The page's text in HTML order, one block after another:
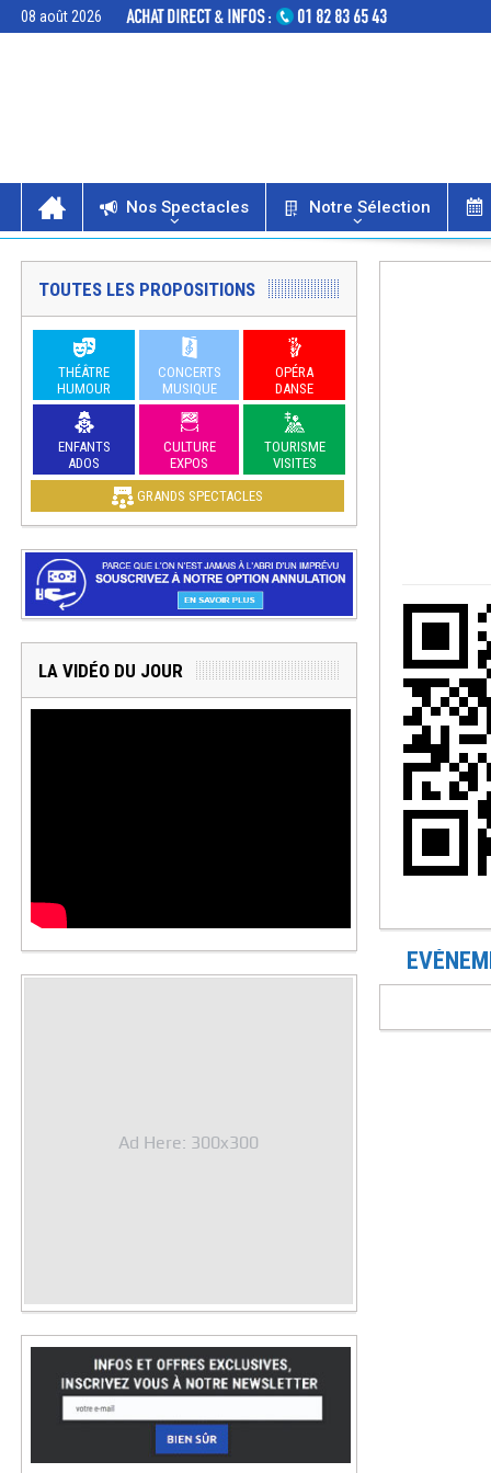
08 août 2026
Nos Spectacles Notre Sélection
TOUTES LES PROPOSITIONS
THÉÂTRE
HUMOUR
CONCERTS
MUSIQUE
OPÉRA
DANSE
ENFANTS
ADOS
CULTURE
EXPOS
TOURISME
VISITES
GRANDS SPECTACLES
LA VIDÉO DU JOUR
Ad Here: 300x300